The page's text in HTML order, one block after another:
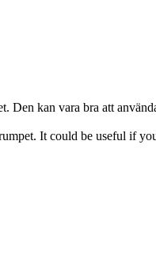
Den kan vara bra att
It could be useful if